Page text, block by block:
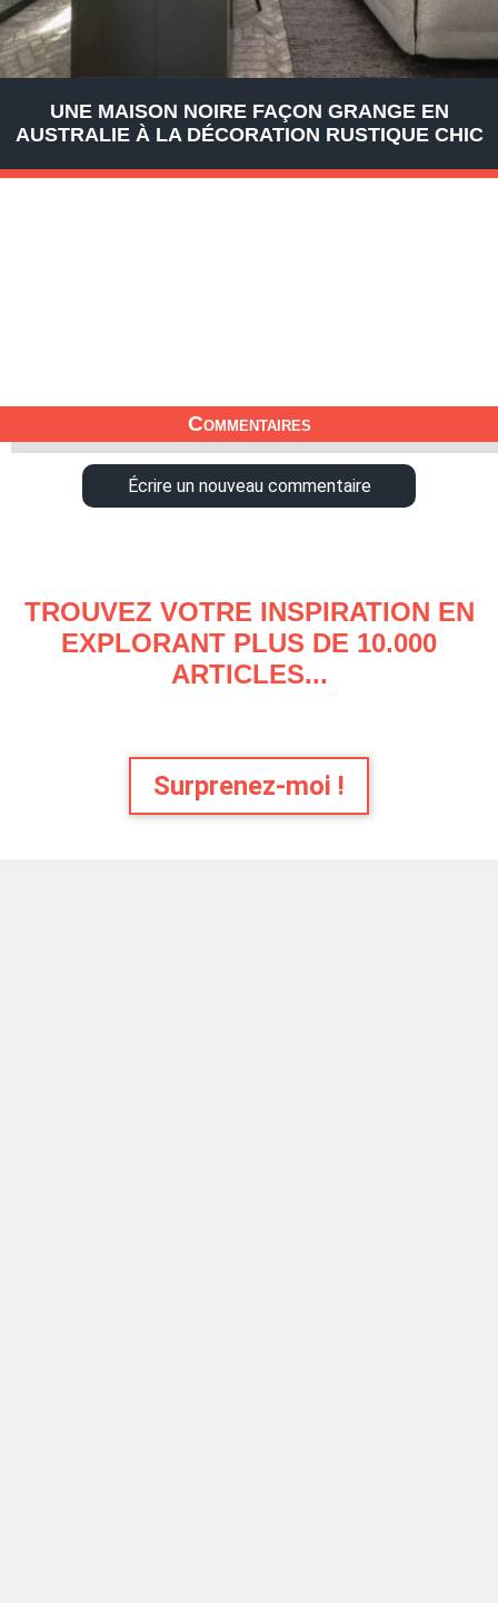
UNE MAISON NOIRE FAÇON GRANGE EN
AUSTRALIE À LA DÉCORATION RUSTIQUE CHIC
Commentaires
Écrire un nouveau commentaire
TROUVEZ VOTRE INSPIRATION EN
EXPLORANT PLUS DE 10.000
ARTICLES...
Surprenez-moi !